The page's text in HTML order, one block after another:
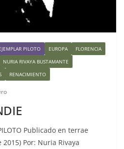
PILOTO EUROPA
FLORENCIA
NURIA RIVAYA BUSTAMANTE
RENACIMIENTO
Publicado en terrae
Por: Nuria Rivaya